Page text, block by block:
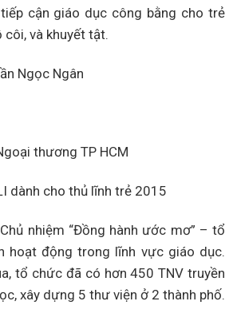
cận giáo dục công bằng cho trẻ
và khuyết tật.
Ngọc Ngân
thương TP HCM
dành cho thủ lĩnh trẻ 2015
nhiệm “Đồng hành ước mơ” – tổ
hoạt động trong lĩnh vực giáo dục.
tổ chức đã có hơn 450 TNV truyền
xây dựng 5 thư viện ở 2 thành phố.